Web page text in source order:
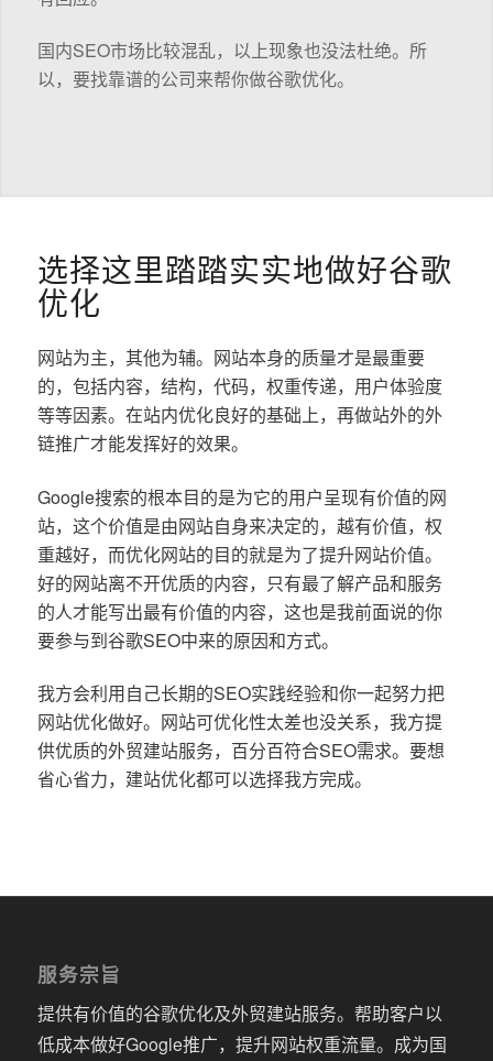
国内SEO市场比较混乱，以上现象也没法杜绝。所
以，要找靠谱的公司来帮你做谷歌优化。
选择这里踏踏实实地做好谷歌
优化
网站为主，其他为辅。网站本身的质量才是最重要
的，包括内容，结构，代码，权重传递，用户体验度
等等因素。在站内优化良好的基础上，再做站外的外
链推广才能发挥好的效果。
Google搜索的根本目的是为它的用户呈现有价值的网
站，这个价值是由网站自身来决定的，越有价值，权
重越好，而优化网站的目的就是为了提升网站价值。
好的网站离不开优质的内容，只有最了解产品和服务
的人才能写出最有价值的内容，这也是我前面说的你
要参与到谷歌SEO中来的原因和方式。
我方会利用自己长期的SEO实践经验和你一起努力把
网站优化做好。网站可优化性太差也没关系，我方提
供优质的外贸建站服务，百分百符合SEO需求。要想
省心省力，建站优化都可以选择我方完成。
服务宗旨
提供有价值的谷歌优化及外贸建站服务。帮助客户以
低成本做好Google推广，提升网站权重流量。成为国